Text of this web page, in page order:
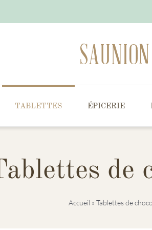
TABLETTES ÉPICERIE
de
Accueil » Tablettes de